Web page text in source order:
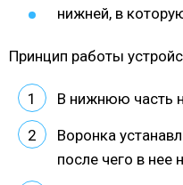
нижней, в
Принцип работы
В нижнюю часть
Воронка
после чего в нее